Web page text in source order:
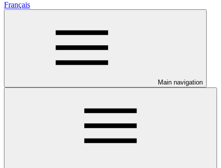
Français
Main navigation